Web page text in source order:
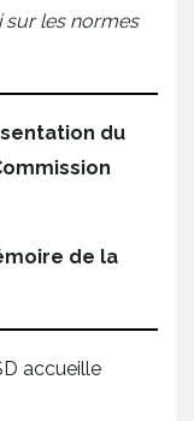
sur les normes
du
de la
accueille